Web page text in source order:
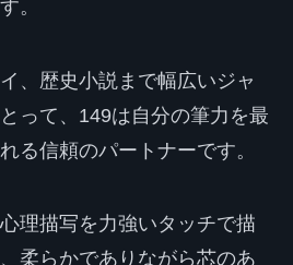
。
、歴史小説まで幅広いジャ
って、149は自分の筆力を最
る信頼のパートナーです。
理描写を力強いタッチで描
柔らかでありながら芯のあ